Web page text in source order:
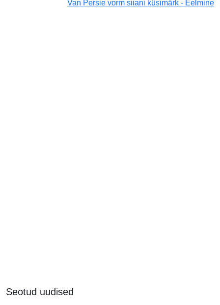
Van Persie vorm siiani küsimärk - Eelmine
Seotud uudised